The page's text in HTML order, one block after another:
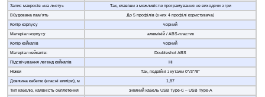
Запис макросів «на льоту»
Так, клавіши з можливістю програмування не виходячи з гри
Вбудована пам’ять
До 5 профілів (з них 4 профілі користувача)
Колір корпусу
чорний
Матеріал корпусу
алюміній / ABS-пластик
Колір кейкапів
чорний
Матеріал кейкапів:
Doubleshot ABS
Підсвічування легенд кейкапів
Ні
Ніжки
Так, подвійні з кутами 0°/3°/8°
Довжина кабелю (власні виміри), м
1,87
Тип кабелю, наявність обплетення
знімний кабель USB Type-C – USB Type-A